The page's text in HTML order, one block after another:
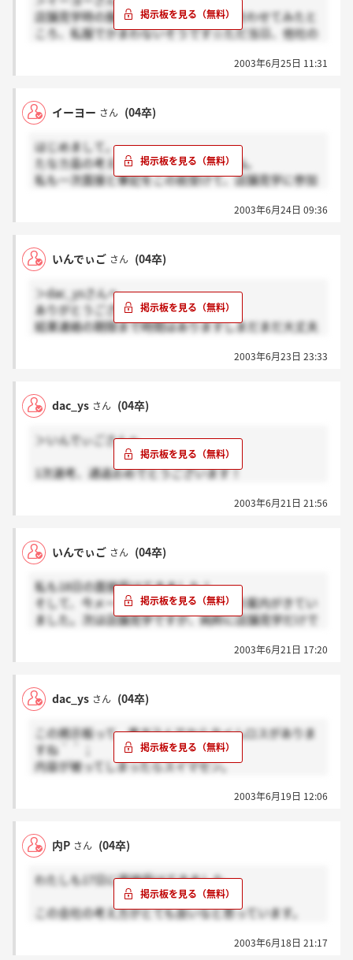
店舗見学時の服装について、直接問い合わせてみたと
ころ、私服でかまわないそうです☆ただ当日、他社の
2003年6月25日 11:31
イーヨー さん (04卒)
はじめまして。
たなカ島の考え方とてもステキですよね。
私も一次面接と筆記をこの前受けて、店舗見学に参加
やるのか謎ですよね。どきどきです。当日はリクルー
2003年6月24日 09:36
いんでぃご さん (04卒)
＞dac_ysさんへ
ありがとうございます！
結果連絡の期限まで時間はありますしまだまだ大丈夫
てか、グループ面談の内容も自己PRと将来の夢以外は
た感じはほとんどしなくなかったですか？だから自分
でも何で通ったのかいまいちわかんなかったりしてま
2003年6月23日 23:33
dac_ys さん (04卒)
＞いんでぃごさんへ
1次選考、通過おめでとうございます！
ところで、5日の説明会のときに言っていた、
かなり気になっています。
2003年6月21日 21:56
いんでぃご さん (04卒)
私も18日の面接受けてきました！
そして、今メールチェックしたら通過の案内がきてい
ました。次は店舗見学ですが、純粋に店舗見学だけで
グループ面談はほぼ質問会といった感じで、すごく和
やかに進みました。自分が聞きたかったことだけでな
自分とはまた違った視点を持っていて大変参考になり
ました。あと作文課題ですが、私は二番の問題を選び
ました。たしか自分の身の回りにある問題について自
あと最後に将来の夢について一人ずつ聞かれました
が、私の回はみなさん自分のお店や事務所を持ちた
い、という方がすごく多かったです。私も自分の好き
なものを集めたお店があればいいなと考えているので
すが、面接の場では一人の人間としてどうなりたいか
という事を答えました。すごく抽象的な答え方だった
ので理解してもらえたか不安もありましたが。。。ま
ぁ、結果オーライですね（汗 次も頑張ります。
2003年6月21日 17:20
dac_ys さん (04卒)
この掲示板って、書き込んでからタイムロスがありま
すね＾＾；
内容が被ってしまったらスイマセン。
昨日(18日)の13：00から1次面接＋筆記試験受けてき
当初、電話では15名程度で、と聞いていたのですが、
もっと一人一人と話ができるようにとの配慮から、
接と筆記を行いました。
筆記試験の内容は、適性(20分)と作文(25分)で、
2003年6月19日 12:06
内P さん (04卒)
わたしも17日に面接受けてきました。
この会社の考え方がとても良いなと思っています。
2003年6月18日 21:17